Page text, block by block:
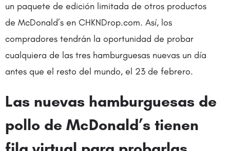
un paquete de edición limitada de otros productos
de McDonald’s en CHKNDrop.com. Así, los
compradores tendrán la oportunidad de probar
cualquiera de las tres hamburguesas nuevas un día
antes que el resto del mundo, el 23 de febrero.
Las nuevas hamburguesas de
pollo de McDonald’s tienen